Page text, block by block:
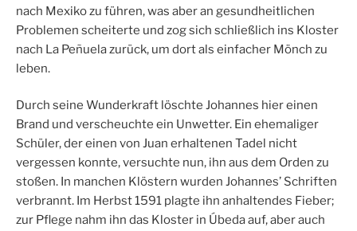
nach Mexiko zu führen, was aber an gesundheitlichen
Problemen scheiterte und zog sich schließlich ins Kloster
nach La Peñuela zurück, um dort als einfacher Mönch zu
leben.
Durch seine Wunderkraft löschte Johannes hier einen
Brand und verscheuchte ein Unwetter. Ein ehemaliger
Schüler, der einen von Juan erhaltenen Tadel nicht
vergessen konnte, versuchte nun, ihn aus dem Orden zu
stoßen. In manchen Klöstern wurden Johannes’ Schriften
verbrannt. Im Herbst 1591 plagte ihn anhaltendes Fieber;
zur Pflege nahm ihn das Kloster in Úbeda auf, aber auch